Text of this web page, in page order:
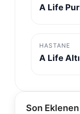
A Life
HASTANE
A Life
Son